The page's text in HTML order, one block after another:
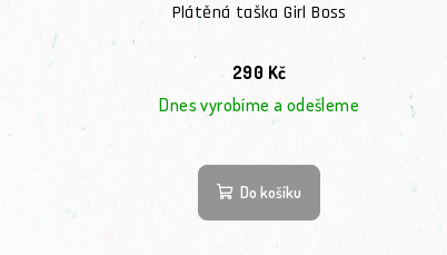
Plátěná taška Girl Boss
290 Kč
Dnes vyrobíme a odešleme
Do košíku